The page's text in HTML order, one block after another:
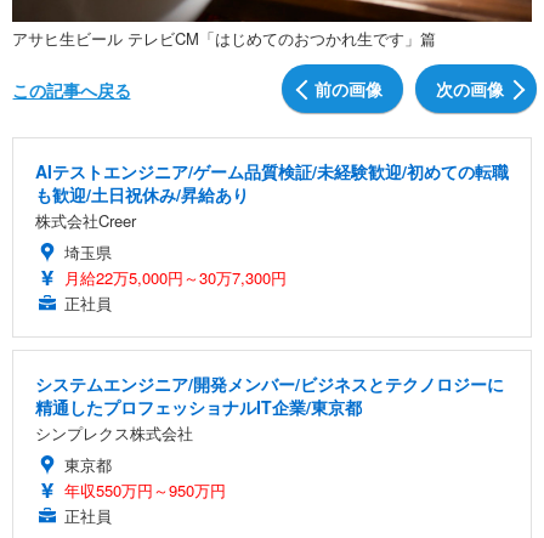
アサヒ生ビール テレビCM「はじめてのおつかれ生です」篇
前の画像 次の画像
この記事へ戻る
AIテストエンジニア/ゲーム品質検証/未経験歓迎/初めての転職
も歓迎/土日祝休み/昇給あり
株式会社Creer
埼玉県
月給22万5,000円～30万7,300円
正社員
システムエンジニア/開発メンバー/ビジネスとテクノロジーに
精通したプロフェッショナルIT企業/東京都
シンプレクス株式会社
東京都
年収550万円～950万円
正社員